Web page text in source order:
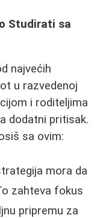
Studirati sa
najvećih
u razvedenoj
i roditeljima
dodatni pritisak.
sa ovim:
mora da
zahteva fokus
pripremu za